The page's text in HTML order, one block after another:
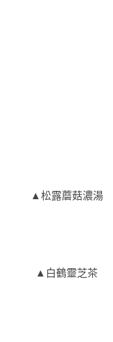
▲松露蘑菇濃湯
▲白鶴靈芝茶